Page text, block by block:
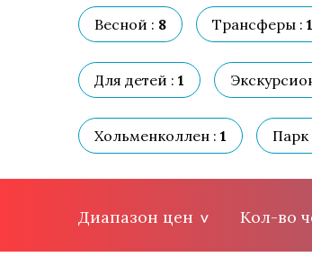
Весной : 8 Трансферы : 1
Для детей : 1
Хольменколлен : 1 Парк
Диапазон цен Кол-во